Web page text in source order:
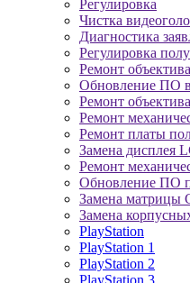
Регулировка
Чистка
Диагностика
Регулировка
Ремонт
Обновление ПО
Ремонт
Ремонт
Ремонт платы
Замена дисплея
Ремонт
Обновление ПО
Замена матрицы
Замена
PlayStation
PlayStation 1
PlayStation 2
PlayStation 3